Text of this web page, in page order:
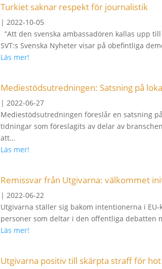
Turkiet saknar respekt för journalistik
| 2022-10-05
”Att den svenska ambassadören kallas upp
SVT:s Svenska Nyheter visar på obefintliga
Läs mer!
Mediestödsutredningen: Satsning på
| 2022-06-27
Mediestödsutredningen föreslår en satsning
tidningar som föreslagits av delar av
att…
Läs mer!
Remissvar från Utgivarna: välkommet
| 2022-06-22
Utgivarna ställer sig bakom intentionerna i
personer som deltar i den offentliga debatten
Läs mer!
Utgivarna positiv till skärpta straff för